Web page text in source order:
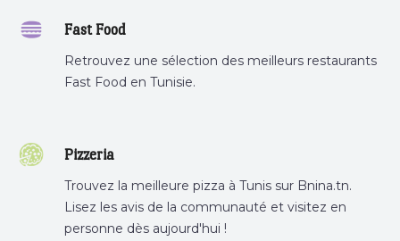
Fast Food
Retrouvez une sélection des meilleurs restaurants
Fast Food en Tunisie.
Pizzeria
Trouvez la meilleure pizza à Tunis sur Bnina.tn.
Lisez les avis de la communauté et visitez en
personne dès aujourd'hui !